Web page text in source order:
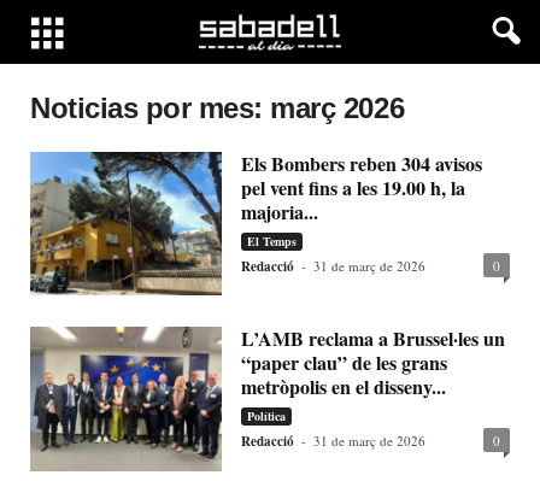
Noticias por mes: març 2026
Els Bombers reben 304 avisos
pel vent fins a les 19.00 h, la
majoria...
El Temps
Redacció - 31 de març de 2026 0
L’AMB reclama a Brussel·les un
“paper clau” de les grans
metròpolis en el disseny...
Política
Redacció - 31 de març de 2026 0